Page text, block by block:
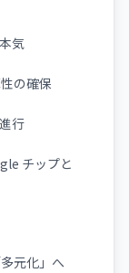
気
の確保
行
チップと
元化」へ